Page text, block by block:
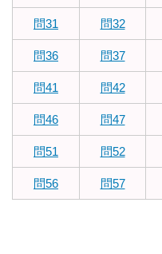
問31 問32
問36 問37
問41 問42
問46 問47
問51 問52
問56 問57